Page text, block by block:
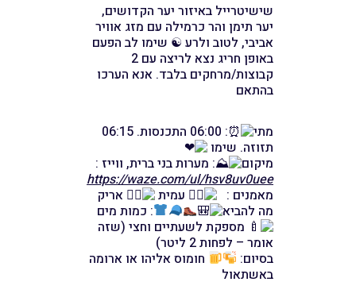
שישיטרייל באיזור יער הקדושים,
יער תימן והר כרמילה עם מזג אוויר
אביבי, לטוב ולרע ☯ שימו לב הפעם
באופן חריג נצא לריצה עם 2
קבוצות/מרחקים בלבד. אנא הערכו
בהתאם
מתי
: 06:00 התכנסות. 06:15
תזוזה. שימו
מיקום
: מערות בני ברית, ווייז :
https://waze.com/ul/hsv8uv0uee
מאמנים :
עמית
אריק
מה להביא
: כמות מים
מספקת לשעתיים וחצי (שזה
אומר – לפחות 2 ליטר)
בסיום:
חומוס אליהו או ארומה
באשתאול